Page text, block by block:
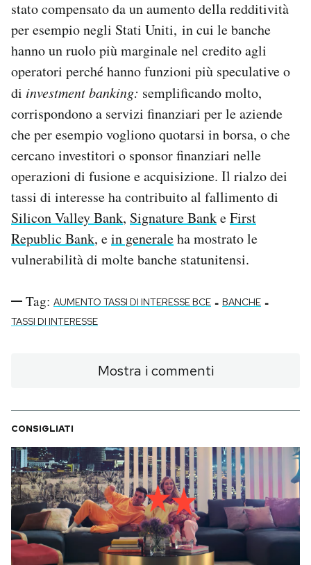
stato compensato da un aumento della redditività
per esempio negli Stati Uniti, in cui le banche
hanno un ruolo più marginale nel credito agli
operatori perché hanno funzioni più speculative o
di investment banking: semplificando molto,
corrispondono a servizi finanziari per le aziende
che per esempio vogliono quotarsi in borsa, o che
cercano investitori o sponsor finanziari nelle
operazioni di fusione e acquisizione. Il rialzo dei
tassi di interesse ha contribuito al fallimento di
Silicon Valley Bank, Signature BankeFirst
Republic Bank, ein generaleha mostrato le
vulnerabilità di molte banche statunitensi.
Tag: AUMENTO TASSI DI INTERESSE BCE - BANCHE -
TASSI DI INTERESSE
Mostra i commenti
CONSIGLIATI